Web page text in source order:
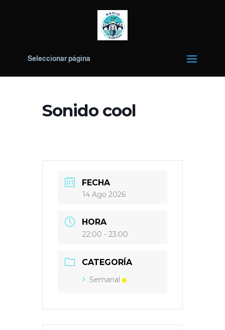
Seleccionar página
Sonido cool
FECHA
14 Ago 2026
HORA
22:00 - 23:00
CATEGORÍA
Semanal